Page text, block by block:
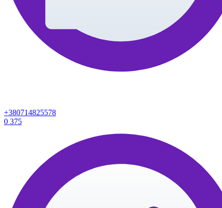
+380714825578
0 375